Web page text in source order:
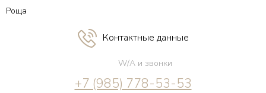
Роща
Контактные данные
W/A и звонки
+7 (985) 778-53-53